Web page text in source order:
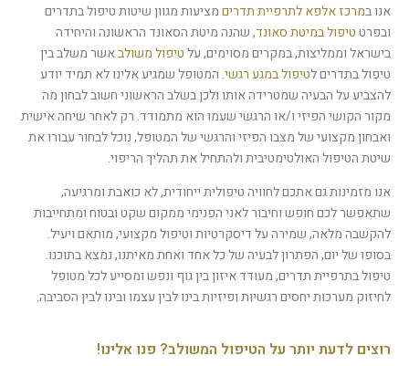
אנו במרכז אלפא לתרפיית תדריםמציעות מגוון שיטות טיפול בתדרים
ובפרטטיפול במיטת סאונד, שהנה מיטת הסאונד הראשונה והיחידה
בישראל וממליצות, במקרים מסוימים, עלטיפול משולבאשר משלב בין
טיפול בתדרים לטיפול במגע רגשי. המטופל שמגיע אלינו לא תמיד יודע
להצביע על הבעיה שמטרידה אותו ולכן בשלב הראשוני חשוב לבחון מה
מקור הקושי הפיזי ו/או הרגשי שעמו הוא מתמודד. רק לאחר שיחה אישית
ואבחון מקצועי של מצבו הפיזי והרגשי של המטופל, נוכל לבחור עבורו את
שיטת הטיפול האולטימטיבית ולהתחיל את תהליך הריפוי.
אנו מזמינות גם אתכם לחוויה טיפולית ייחודית, לא כואבת ומרגיעה,
שתאפשר לכם חופש וחיבור לאני הפנימי ממקום שקט ובטוח ומתחייבות
להקשבה מלאה, שמירה על דיסקרטיות וטיפול מקצועי, מותאם ויעיל.
בסופו של יום, הפתרון לבעיה של כל אחד ואחת מאיתנו, נמצא בתוכנו.
טיפול בתרפיית תדרים, מעודד איזון בין גוף ונפש ומסייע לכל מטופל
לחיזוק מערכות יחסים רגשיות ופיזיות בינו לבין עצמו ובינו לבין הסביבה.
רוצים לדעת יותר על הטיפול המשולב? פנו אלינו!